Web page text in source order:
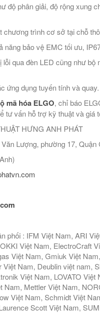
độ phân giải, độ rộng xung
chương trình cơ sở tại chỗ
năng bảo vệ EMC tối ưu,
lỗi qua đèn LED cũng như
ứng dụng tuyến tính và quay.
mã hóa ELGO, chỉ báo
tư vấn hỗ trợ kỹ thuật và giá
HƯNG ANH PHÁT
Lượng, phường 17, Quận
phối : IFM Việt Nam, ARI
Việt Nam, ElectroCraft
Việt Nam, Gmiuk Việt
Việt Nam, Deublin việt nam,
Việt Nam, LOVATO
Nam, Mettler Việt Nam,
Việt Nam, Schmidt Việt
Scott Việt Nam,